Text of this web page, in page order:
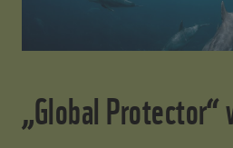
„Global Protector“